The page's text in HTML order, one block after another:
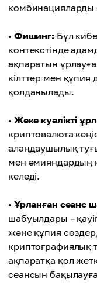
комбинацияларды
• Фишинг: Бұл
контекстінде
ақпаратын
кілттер мен құпия
қолданылады.
• Жеке куәлікті
криптовалюта
алаңдаушылық
мен әмияндардың
келеді.
• Ұрланған сеанс
шабуылдары –
және құпия
криптографиялық
ақпаратқа қол
сеансын